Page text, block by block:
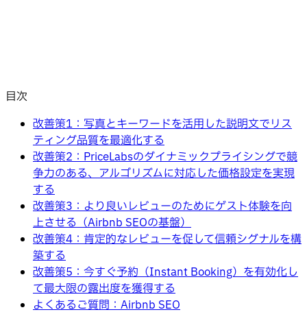
目次
改善策1：写真とキーワードを活用した説明文でリス
ティング品質を最適化する
改善策2：PriceLabsのダイナミックプライシングで競
争力のある、アルゴリズムに対応した価格設定を実現
する
改善策3：より良いレビューのためにゲスト体験を向
上させる（Airbnb SEOの基盤）
改善策4：肯定的なレビューを促して信頼シグナルを構
築する
改善策5：今すぐ予約（Instant Booking）を有効化し
て最大限の露出度を獲得する
よくあるご質問：Airbnb SEO